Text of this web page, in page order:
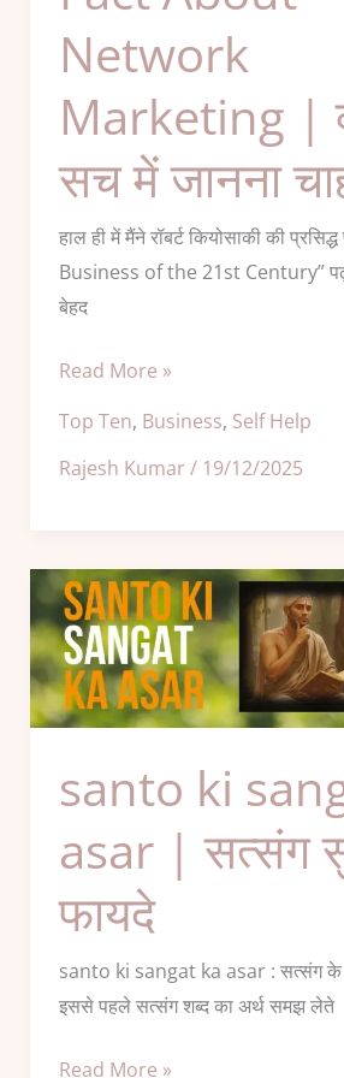
Network
Marketing |
सच में जानना
हाल ही में मैंने रॉबर्ट कियोसाकी की
Business of the 21st Century”
बेहद
आप
सच
में
जानना
चाहते
Read More »
Top Ten, Business, Self Help
Rajesh Kumar / 19/12/2025
santo ki
asar | सत्संग
फायदे
santo ki sangat ka asar : सत्संग के
इससे पहले सत्संग शब्द का अर्थ समझ लेते
santo
ki
sangat
ka
asar
सत्संग
के
फायदे
Read More »